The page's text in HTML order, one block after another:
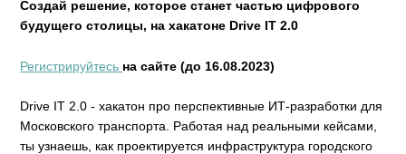
Создай решение, которое станет частью цифрового
будущего столицы, на хакатоне Drive IT 2.0
Регистрируйтесь на сайте (до 16.08.2023)
Drive IT 2.0 - хакатон про перспективные ИТ-разработки для
Московского транспорта. Работая над реальными кейсами,
ты узнаешь, как проектируется инфраструктура городского